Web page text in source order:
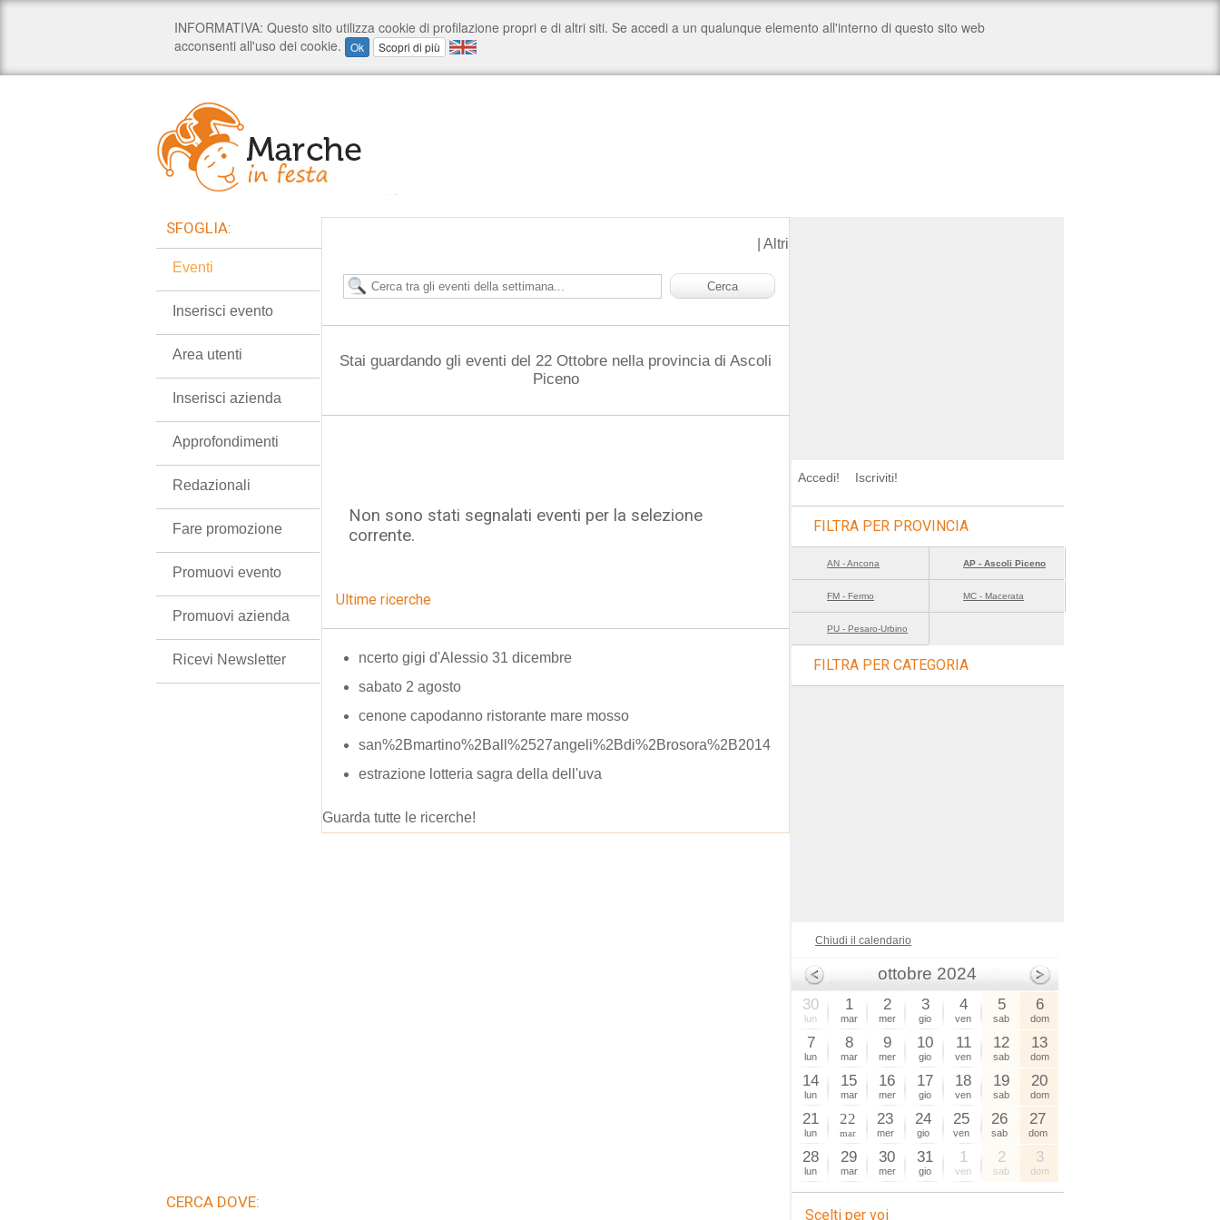
Altri
Stai guardando gli eventi del 22 Ottobre nella provincia di Ascoli
Piceno
Non sono stati segnalati eventi per la selezione
corrente.
Ultime ricerche
ncerto gigi d'Alessio 31 dicembre
sabato 2 agosto
cenone capodanno ristorante mare mosso
san%2Bmartino%2Ball%2527angeli%2Bdi%2Brosora%2B2014
estrazione lotteria sagra della dell'uva
Guarda tutte le ricerche!
SFOGLIA:
Eventi
Inserisci evento
Area utenti
Inserisci azienda
Approfondimenti
Redazionali
Fare promozione
Promuovi evento
Promuovi azienda
Ricevi Newsletter
CERCA DOVE:
Accedi! Iscriviti!
FILTRA PER PROVINCIA
AN - Ancona AP - Ascoli Piceno
FM - Fermo MC - Macerata
PU - Pesaro-Urbino
FILTRA PER CATEGORIA
Chiudi il calendario
ottobre 2024
30
lun
1
mar
2
mer
3
gio
4
ven
5
sab
6
dom
7
lun
8
mar
9
mer
10
gio
11
ven
12
sab
13
dom
14
lun
15
mar
16
mer
17
gio
18
ven
19
sab
20
dom
21
lun
22
mar
23
mer
24
gio
25
ven
26
sab
27
dom
28
lun
29
mar
30
mer
31
gio
1
ven
2
sab
3
dom
Scelti per voi